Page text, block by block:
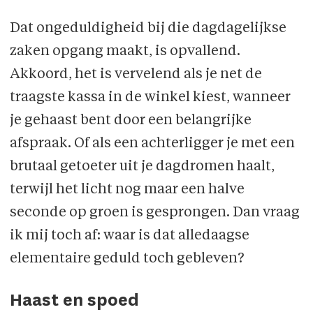
Dat ongeduldigheid bij die dagdagelijkse
zaken opgang maakt, is opvallend.
Akkoord, het is vervelend als je net de
traagste kassa in de winkel kiest, wanneer
je gehaast bent door een belangrijke
afspraak. Of als een achterligger je met een
brutaal getoeter uit je dagdromen haalt,
terwijl het licht nog maar een halve
seconde op groen is gesprongen. Dan vraag
ik mij toch af: waar is dat alledaagse
elementaire geduld toch gebleven?
Haast en spoed